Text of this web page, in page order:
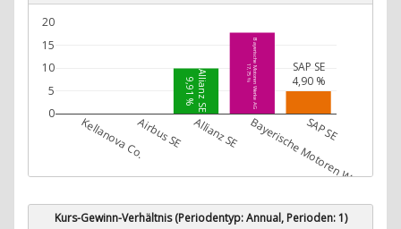
Allianz SE
9,91 % Bayerische Motoren Werke AG
17,75 % SAP SE
4,90 %
Kellanova Co.Airbus SE Allianz SE Bayerische Motoren Werke AG
SAP SE
0
5
10
15
20
Kurs-Gewinn-Verhältnis (Periodentyp: Annual, Perioden: 1)